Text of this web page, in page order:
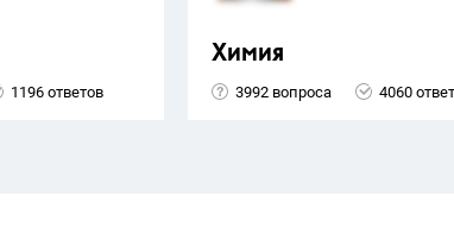
1196 ответов
Химия
3992 вопроса 4060